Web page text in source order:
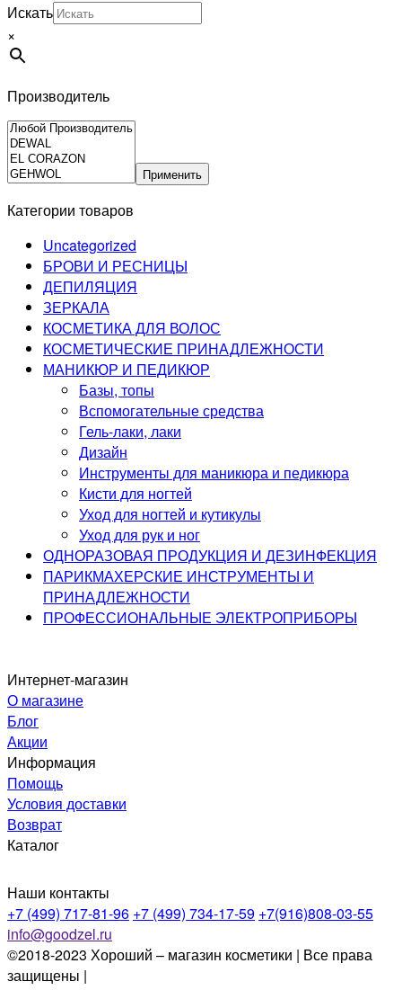
Искать
×
Производитель
Применить
Категории товаров
Uncategorized
БРОВИ И РЕСНИЦЫ
ДЕПИЛЯЦИЯ
ЗЕРКАЛА
КОСМЕТИКА ДЛЯ ВОЛОС
КОСМЕТИЧЕСКИЕ ПРИНАДЛЕЖНОСТИ
МАНИКЮР И ПЕДИКЮР
Базы, топы
Вспомогательные средства
Гель-лаки, лаки
Дизайн
Инструменты для маникюра и педикюра
Кисти для ногтей
Уход для ногтей и кутикулы
Уход для рук и ног
ОДНОРАЗОВАЯ ПРОДУКЦИЯ И ДЕЗИНФЕКЦИЯ
ПАРИКМАХЕРСКИЕ ИНСТРУМЕНТЫ И
ПРИНАДЛЕЖНОСТИ
ПРОФЕССИОНАЛЬНЫЕ ЭЛЕКТРОПРИБОРЫ
Интернет-магазин
О магазине
Блог
Акции
Информация
Помощь
Условия доставки
Возврат
Каталог
Наши контакты
+7 (499) 717-81-96 +7 (499) 734-17-59 +7(916)808-03-55
info@goodzel.ru
©2018-2023 Хороший – магазин косметики | Все права
защищены |